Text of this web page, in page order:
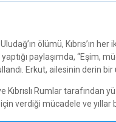
ölümü, Kıbrıs’ın
paylaşımda, “Eşim,
Erkut, ailesinin derin
Kıbrıslı Rumlar tarafından
verdiği mücadele ve yıllar